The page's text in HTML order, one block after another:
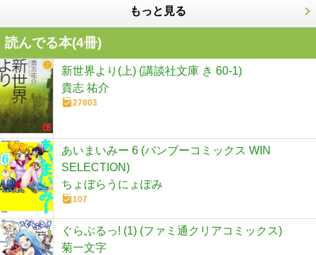
もっと見る
読んでる本(4冊)
新世界より(上) (講談社文庫 き 60-1)
貴志 祐介
27803
あいまいみー 6 (バンブーコミックス WIN
SELECTION)
ちょぼらうにょぽみ
107
ぐらぶるっ! (1) (ファミ通クリアコミックス)
菊一文字